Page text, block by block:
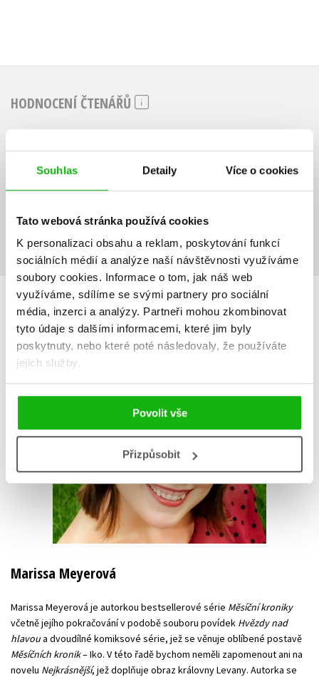
Souhlas Detaily Více o cookies
Tato webová stránka používá cookies
K personalizaci obsahu a reklam, poskytování funkcí
sociálních médií a analýze naší návštěvnosti využíváme
soubory cookies. Informace o tom, jak náš web
využíváme, sdílíme se svými partnery pro sociální
média, inzerci a analýzy. Partneři mohou zkombinovat
tyto údaje s dalšími informacemi, které jim byly
poskytnuty, nebo které poté následovaly, že používáte
jejich služby.
Povolit vše
Přizpůsobit
HODNOCENÍ ČTENÁŘŮ
Vaše hodnocení
AUTOR KNIHY
Marissa Meyerová
Marissa Meyerová je autorkou bestsellerové série Měsíční kroniky
včetně jejího pokračování v podobě souboru povídek Hvězdy nad
hlavoua dvoudílné komiksové série, jež se věnuje oblíbené postavě
Měsíčních kronik– Iko. V této řadě bychom neměli zapomenout ani na
novelu Nejkrásnější, jež doplňuje obraz královny Levany. Autorka se